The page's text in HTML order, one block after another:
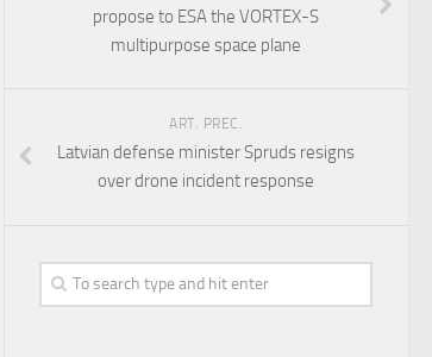
propose to ESA the VORTEX-S
multipurpose space plane
ART. PREC.
Latvian defense minister Spruds resigns
over drone incident response